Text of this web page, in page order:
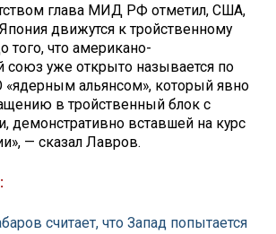
глава МИД РФ отметил, США,
движутся к тройственному
того, что американо-
уже открыто называется по
«ядерным альянсом», который явно
в тройственный блок с
демонстративно вставшей на курс
— сказал Лавров.
считает, что Запад попытается